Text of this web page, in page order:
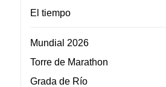
El tiempo
Mundial 2026
Torre de Marathon
Grada de Río